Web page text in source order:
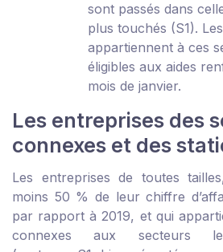
sont passés dans
plus touchés (S1).
appartiennent à ces
éligibles aux aides
mois de janvier.
Les entreprises des
connexes et des
Les entreprises de toutes
moins 50 % de leur chiffre
par rapport à 2019, et qui
connexes aux secteurs